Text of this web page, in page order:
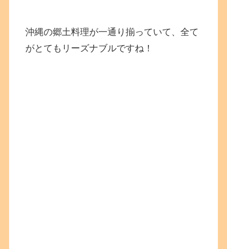
沖縄の郷土料理が一通り揃っていて、全て
がとてもリーズナブルですね！